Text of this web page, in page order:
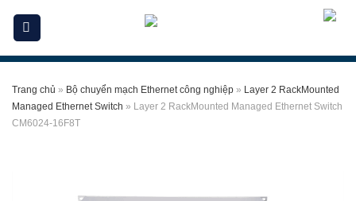
Skip
content
Trang chủ » Bộ chuyển mạch Ethernet công nghiệp » Layer 2 RackMounted
Managed Ethernet Switch » Layer 2 RackMounted Managed Ethernet Switch
CM6024-16F8T